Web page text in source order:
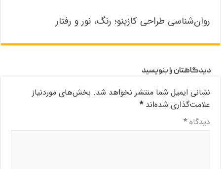
روان‌شناسی طراحی کازینو؛ رنگ، نور و رفتار
دیدگاهتان را بنویسید
نشانی ایمیل شما منتشر نخواهد شد. بخش‌های موردنیاز
علامت‌گذاری شده‌اند*
دیدگاه*